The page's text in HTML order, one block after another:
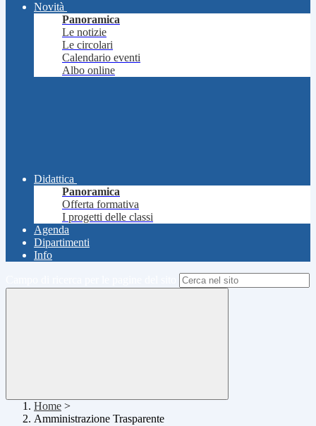
Novità
Panoramica
Le notizie
Le circolari
Calendario eventi
Albo online
Didattica
Panoramica
Offerta formativa
I progetti delle classi
Agenda
Dipartimenti
Info
Home >
Amministrazione Trasparente